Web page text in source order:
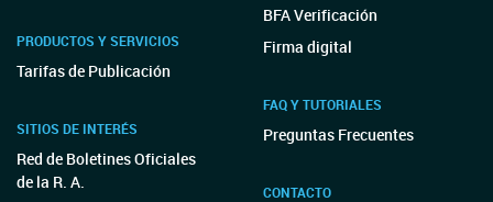
PRODUCTOS Y SERVICIOS
Tarifas de Publicación
SITIOS DE INTERÉS
Red de Boletines Oficiales
de la R. A.
BFA Verificación
Firma digital
FAQ Y TUTORIALES
Preguntas Frecuentes
CONTACTO